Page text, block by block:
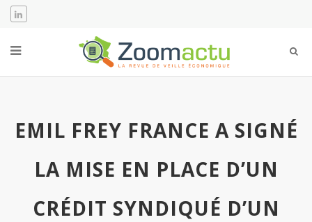
EMIL FREY FRANCE A SIGNÉ
LA MISE EN PLACE D’UN
CRÉDIT SYNDIQUÉ D’UN